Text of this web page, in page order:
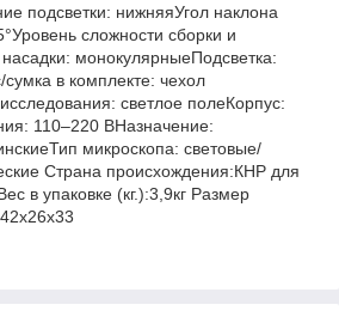
подсветки: нижняяУгол наклона
сложности сборки и
монокулярныеПодсветка:
в комплекте: чехол
светлое полеКорпус:
110–220 ВНазначение:
микроскопа: световые/
Страна происхождения:КНР для
в упаковке (кг.):3,9кг Размер